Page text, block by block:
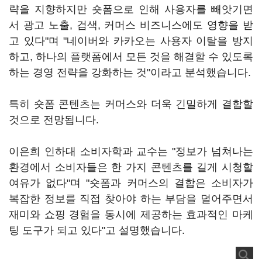
략을 지향하지만 숏폼으로 인해 사용자를 빼앗기면
서 광고 노출, 검색, 커머스 비즈니스에도 영향을 받
고 있다"며 "네이버와 카카오는 사용자 이탈을 방지
하고, 하나의 플랫폼에서 모든 것을 해결할 수 있도록
하는 경영 전략을 강화하는 것"이라고 분석했습니다.
특히 숏폼 콘텐츠는 커머스와 더욱 긴밀하게 결합할
것으로 전망됩니다.
이은희 인하대 소비자학과 교수는 "정보가 넘쳐나는
환경에서 소비자들은 한 가지 콘텐츠를 길게 시청할
여유가 없다"며 "숏폼과 커머스의 결합은 소비자가
복잡한 정보를 직접 찾아야 하는 부담을 덜어주면서
재미와 쇼핑 경험을 동시에 제공하는 효과적인 마케
팅 도구가 되고 있다"고 설명했습니다.